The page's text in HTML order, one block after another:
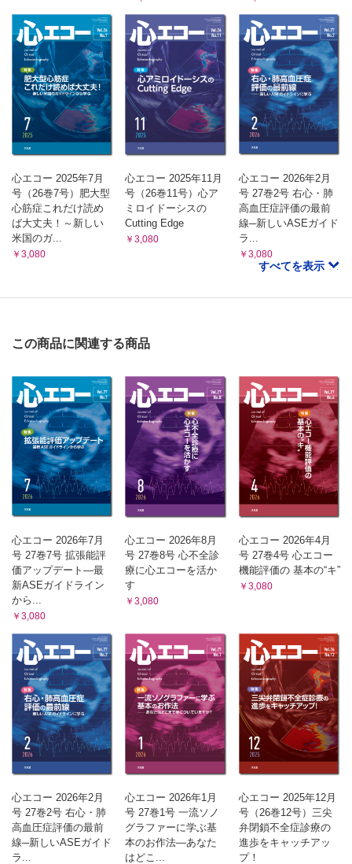
心エコー 2025年7月
号（26巻7号）肥大型
心筋症これだけ読め
ば大丈夫！～新しい
米国のガ...
￥3,080
心エコー 2025年11月
号（26巻11号）心ア
ミロイドーシスの
Cutting Edge
￥3,080
心エコー 2026年2月
号 27巻2号 右心・肺
高血圧症評価の最前
線─新しいASEガイド
ラ...
￥3,080
すべてを表示
この商品に関連する商品
心エコー 2026年7月
号 27巻7号 拡張能評
価アップデート―最
新ASEガイドライン
から...
￥3,080
心エコー 2026年8月
号 27巻8号 心不全診
療に心エコーを活か
す
￥3,080
心エコー 2026年4月
号 27巻4号 心エコー
機能評価の 基本の“キ”
￥3,080
心エコー 2026年2月
号 27巻2号 右心・肺
高血圧症評価の最前
線─新しいASEガイド
ラ...
心エコー 2026年1月
号 27巻1号 一流ソノ
グラファーに学ぶ基
本のお作法—あなた
はどこ...
心エコー 2025年12月
号（26巻12号）三尖
弁閉鎖不全症診療の
進歩をキャッチアッ
プ！